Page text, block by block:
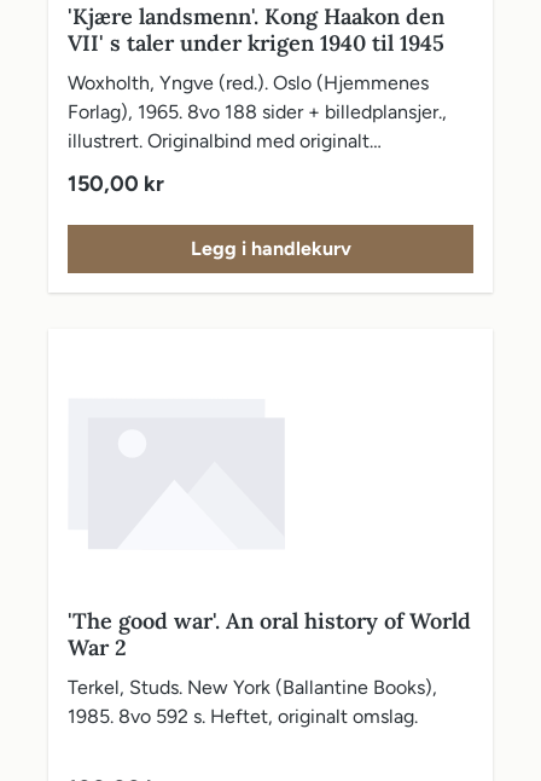
'Kjære landsmenn'. Kong Haakon den
VII' s taler under krigen 1940 til 1945
Woxholth, Yngve (red.). Oslo (Hjemmenes
Forlag), 1965. 8vo 188 sider + billedplansjer.,
illustrert. Originalbind med originalt
Vanlig pris:
150,00 kr
Legg i handlekurv
'The good war'. An oral history of World
War 2
Terkel, Studs. New York (Ballantine Books),
1985. 8vo 592 s. Heftet, originalt omslag.